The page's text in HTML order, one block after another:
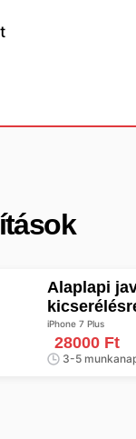
Alaplapi javítás (a készülék alaplapja nem kerül
iPhone 7 Plus
28000 Ft
3-5